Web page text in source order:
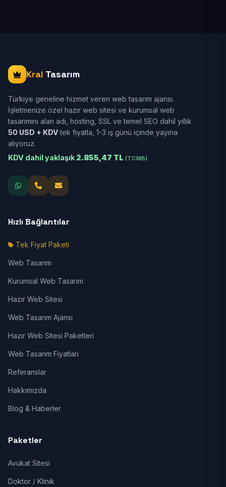
Kral Tasarım
Türkiye geneline hizmet veren web tasarım ajansı.
İşletmenize özel hazır web sitesi ve kurumsal web
tasarımını alan adı, hosting, SSL ve temel SEO dahil yıllık
50 USD + KDVtek fiyatla, 1-3 iş günü içinde yayına
alıyoruz.
KDV dahil yaklaşık 2.855,47 TL (TCMB)
Hızlı Bağlantılar
Tek Fiyat Paketi
Web Tasarım
Kurumsal Web Tasarım
Hazır Web Sitesi
Web Tasarım Ajansı
Hazır Web Sitesi Paketleri
Web Tasarım Fiyatları
Referanslar
Hakkımızda
Blog & Haberler
Paketler
Avukat Sitesi
Doktor / Klinik